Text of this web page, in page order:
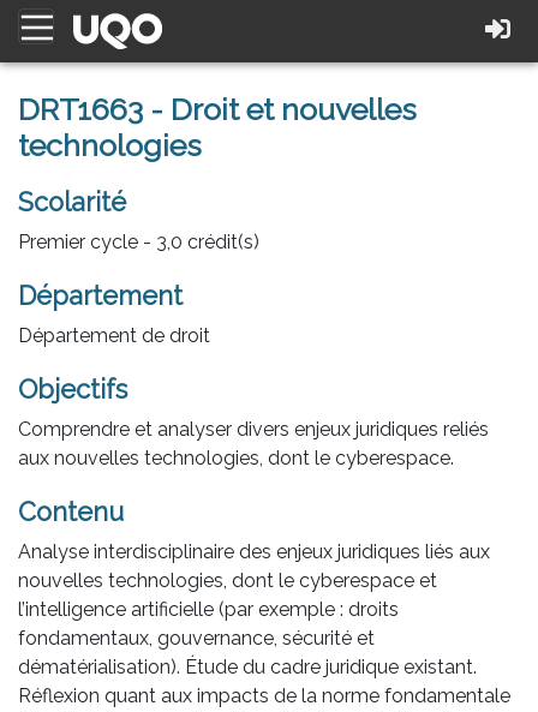
DRT1663 - Droit et nouvelles
technologies
Scolarité
Premier cycle - 3,0 crédit(s)
Département
Département de droit
Objectifs
Comprendre et analyser divers enjeux juridiques reliés
aux nouvelles technologies, dont le cyberespace.
Contenu
Analyse interdisciplinaire des enjeux juridiques liés aux
nouvelles technologies, dont le cyberespace et
l’intelligence artificielle (par exemple : droits
fondamentaux, gouvernance, sécurité et
dématérialisation). Étude du cadre juridique existant.
Réflexion quant aux impacts de la norme fondamentale